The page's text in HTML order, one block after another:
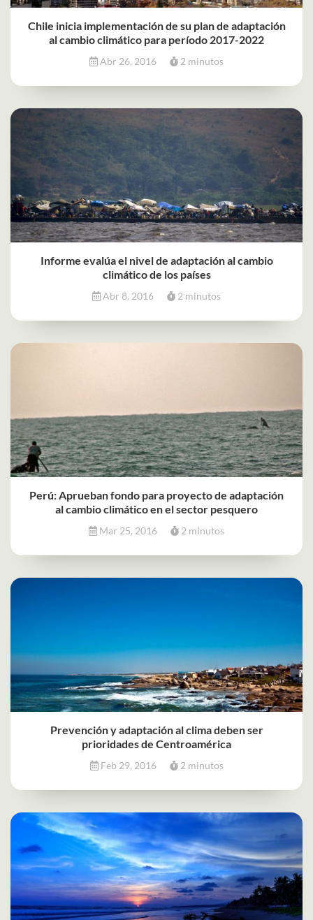
Chile inicia implementación de su plan de adaptación
al cambio climático para período 2017-2022
Abr 26, 2016 2 minutos
Informe evalúa el nivel de adaptación al cambio
climático de los países
Abr 8, 2016 2 minutos
Perú: Aprueban fondo para proyecto de adaptación
al cambio climático en el sector pesquero
Mar 25, 2016 2 minutos
Prevención y adaptación al clima deben ser
prioridades de Centroamérica
Feb 29, 2016 2 minutos